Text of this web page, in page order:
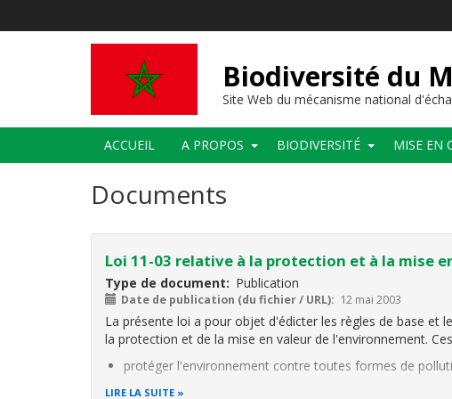
Biodiversité du
Site Web du mécanisme national
Main
navigation
ACCUEIL A PROPOS BIODIVERSITÉ MISE EN
Documents
Loi 11-03 relative à la protection et à la mise
Type de document Publication
Date de publication (du fichier / URL) 12 mai 2003
La présente loi a pour objet d'édicter les règles de base et
la protection et de la mise en valeur de l'environnement.
protéger l'environnement contre toutes formes de
LIRE LA SUITE